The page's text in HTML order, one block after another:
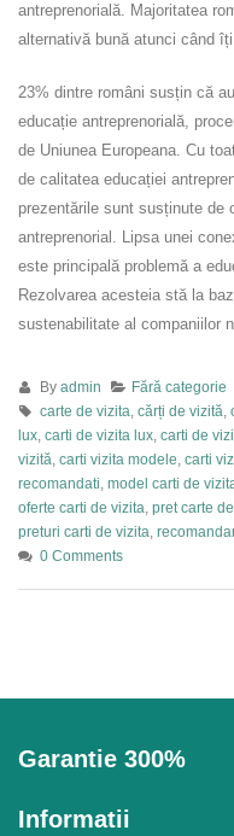
antreprenorială. Majoritatea
alternativă bună atunci când
23% dintre români susțin că
educație antreprenorială,
de Uniunea Europeana. Cu
de calitatea educației
prezentările sunt susținute de
antreprenorial. Lipsa unei
este principală problemă a
Rezolvarea acesteia stă la
sustenabilitate al companiilor
By admin
Fără categorie
carte de vizita cărți de vizită
lux carti de vizita lux carti de
vizită carti vizita modele carti
recomandati model carti de
oferte carti de vizita pret carte
preturi carti de vizita
0 Comments
Garantie 300%
Informatii